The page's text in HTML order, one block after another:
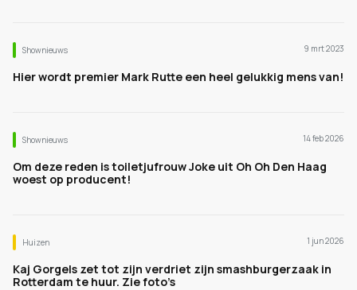
Shownieuws 9 mrt 2023
Hier wordt premier Mark Rutte een heel gelukkig mens van!
Shownieuws 14 feb 2026
Om deze reden is toiletjufrouw Joke uit Oh Oh Den Haag
woest op producent!
Huizen 1 jun 2026
Kaj Gorgels zet tot zijn verdriet zijn smashburgerzaak in
Rotterdam te huur. Zie foto’s